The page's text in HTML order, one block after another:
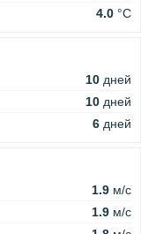
4.0 °C
10 дней
10 дней
6 дней
1.9 м/c
1.9 м/c